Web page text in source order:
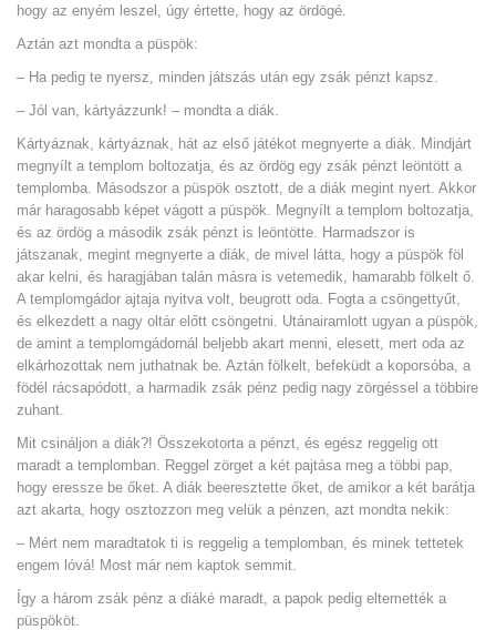
hogy az enyém leszel, úgy értette, hogy az ördögé.
Aztán azt mondta a püspök:
– Ha pedig te nyersz, minden játszás után egy zsák pénzt kapsz.
– Jól van, kártyázzunk! – mondta a diák.
Kártyáznak, kártyáznak, hát az első játékot megnyerte a diák. Mindjárt
megnyílt a templom boltozatja, és az ördög egy zsák pénzt leöntött a
templomba. Másodszor a püspök osztott, de a diák megint nyert. Akkor
már haragosabb képet vágott a püspök. Megnyílt a templom boltozatja,
és az ördög a második zsák pénzt is leöntötte. Harmadszor is
játszanak, megint megnyerte a diák, de mivel látta, hogy a püspök föl
akar kelni, és haragjában talán másra is vetemedik, hamarabb fölkelt ő.
A templomgádor ajtaja nyitva volt, beugrott oda. Fogta a csöngettyűt,
és elkezdett a nagy oltár előtt csöngetni. Utánairamlott ugyan a püspök,
de amint a templomgádornál beljebb akart menni, elesett, mert oda az
elkárhozottak nem juthatnak be. Aztán fölkelt, befeküdt a koporsóba, a
födél rácsapódott, a harmadik zsák pénz pedig nagy zörgéssel a többire
zuhant.
Mit csináljon a diák?! Összekotorta a pénzt, és egész reggelig ott
maradt a templomban. Reggel zörget a két pajtása meg a többi pap,
hogy eressze be őket. A diák beeresztette őket, de amikor a két barátja
azt akarta, hogy osztozzon meg velük a pénzen, azt mondta nekik:
– Mért nem maradtatok ti is reggelig a templomban, és minek tettetek
engem lóvá! Most már nem kaptok semmit.
Így a három zsák pénz a diáké maradt, a papok pedig eltemették a
püspököt.